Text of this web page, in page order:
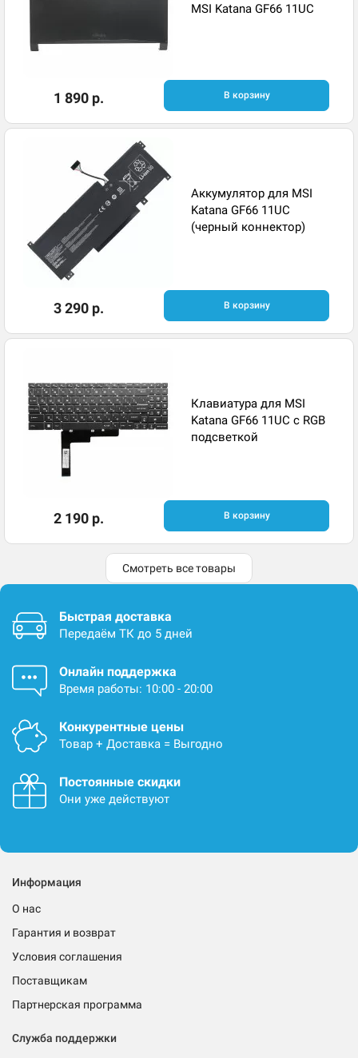
MSI Katana GF66 11UC
1 890 р. В корзину
Аккумулятор для MSI
Katana GF66 11UC
(черный коннектор)
3 290 р. В корзину
Клавиатура для MSI
Katana GF66 11UC с RGB
подсветкой
2 190 р. В корзину
Смотреть все товары
Быстрая доставка
Передаём ТК до 5 дней
Онлайн поддержка
Время работы: 10:00 - 20:00
Конкурентные цены
Товар + Доставка = Выгодно
Постоянные скидки
Они уже действуют
Информация
О нас
Гарантия и возврат
Условия соглашения
Поставщикам
Партнерская программа
Служба поддержки